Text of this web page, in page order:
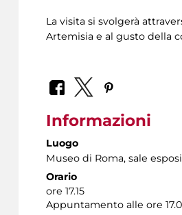
La visita si svolgerà
Artemisia e al gusto della
Informazioni
Luogo
Museo di Roma, sale
Orario
ore 17.15
Appuntamento alle ore